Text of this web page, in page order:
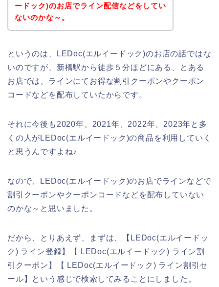
ードック)のお店でライン配信などをしてい
ないのかな～。
というのは、LEDoc(エルイードック)のお店の話ではな
いのですが、新橋駅から徒歩５分ほどにある、とある
お店では、ラインにてお得な割引クーポンやクーポン
コードなどを配布していたからです。
それに今後も2020年、2021年、2022年、2023年と多
くの人がLEDoc(エルイードック)の商品を利用していく
と思うんですよね♪
なので、LEDoc(エルイードック)のお店でラインなどで
割引クーポンやクーポンコードなどを配布していない
のかな～と思いました。
だから、とりあえず、まずは、【LEDoc(エルイードッ
ク) ライン登録】【 LEDoc(エルイードック) ライン割
引クーポン】【 LEDoc(エルイードック) ライン割引セ
ール】という感じで検索してみることにしました。